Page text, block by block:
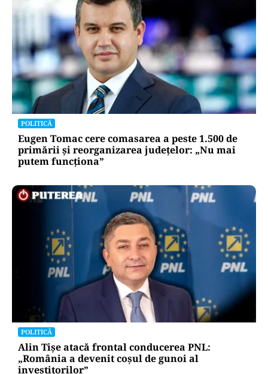
POLITICĂ
Eugen Tomac cere comasarea a peste 1.500 de
primării și reorganizarea județelor: „Nu mai
putem funcționa”
POLITICĂ
Alin Tișe atacă frontal conducerea PNL:
„România a devenit coșul de gunoi al
investitorilor”